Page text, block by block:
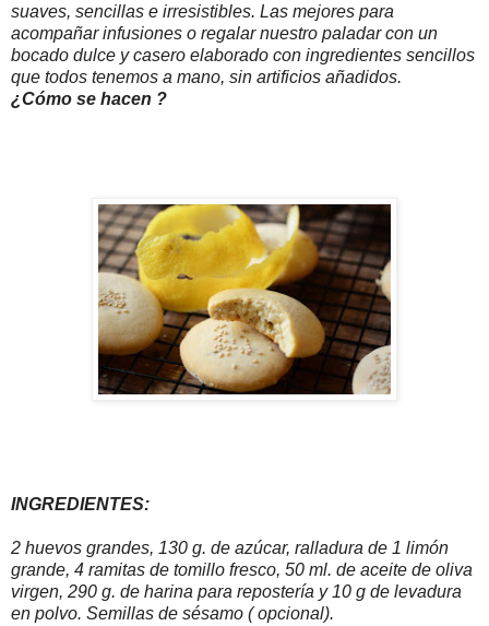
suaves, sencillas e irresistibles. Las mejores para
acompañar infusiones o regalar nuestro paladar con un
bocado dulce y casero elaborado con ingredientes sencillos
que todos tenemos a mano, sin artificios añadidos.
¿Cómo se hacen ?
INGREDIENTES:
2 huevos grandes, 130 g. de azúcar, ralladura de 1 limón
grande, 4 ramitas de tomillo fresco, 50 ml. de aceite de oliva
virgen, 290 g. de harina para repostería y 10 g de levadura
en polvo. Semillas de sésamo ( opcional).